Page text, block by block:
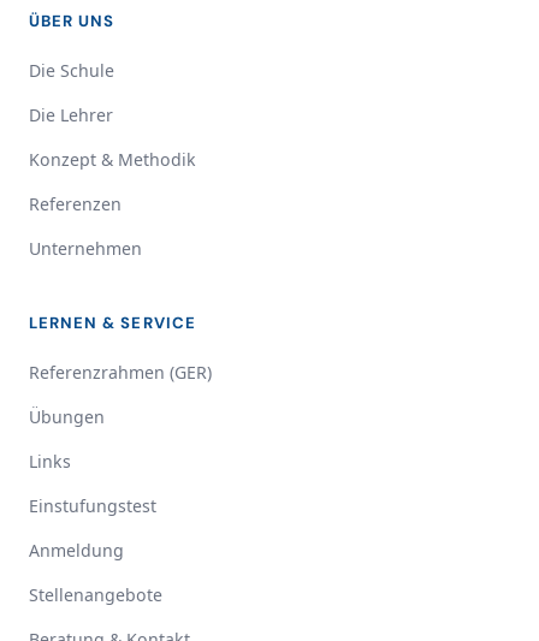
ÜBER UNS
Die Schule
Die Lehrer
Konzept & Methodik
Referenzen
Unternehmen
LERNEN & SERVICE
Referenzrahmen (GER)
Übungen
Links
Einstufungstest
Anmeldung
Stellenangebote